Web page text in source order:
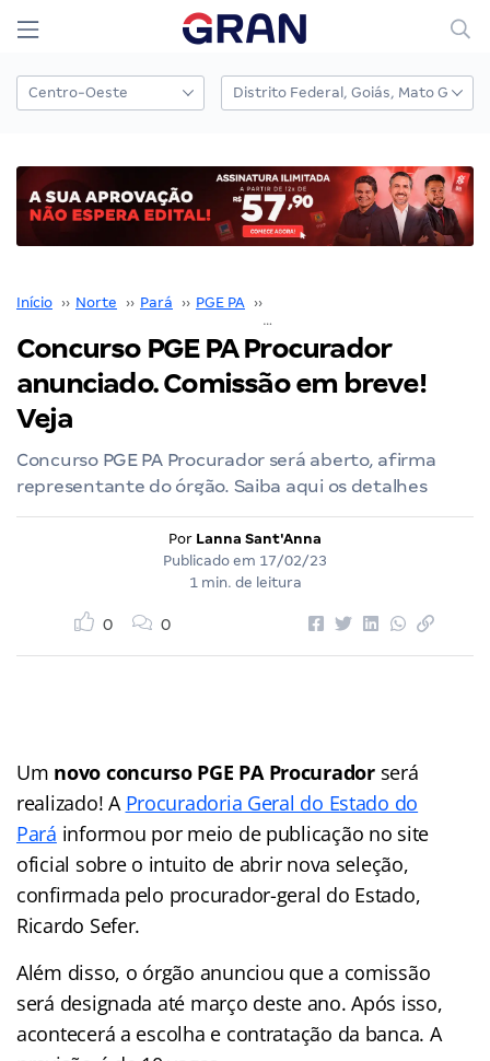
Início ›› Norte ›› Pará ›› PGE PA ››
Concurso PGE PA Procurador
anunciado. Comissão em breve!
Veja
Concurso PGE PA Procurador será aberto, afirma
representante do órgão. Saiba aqui os detalhes
Por Lanna Sant'Anna
Publicado em 17/02/23
1 min. de leitura
0 0
Um novo concurso PGE PA Procuradorserá
realizado! A Procuradoria Geral do Estado do
Pará informou por meio de publicação no site
oficial sobre o intuito de abrir nova seleção,
confirmada pelo procurador-geral do Estado,
Ricardo Sefer.
Além disso, o órgão anunciou que a comissão
será designada até março deste ano. Após isso,
acontecerá a escolha e contratação da banca. A